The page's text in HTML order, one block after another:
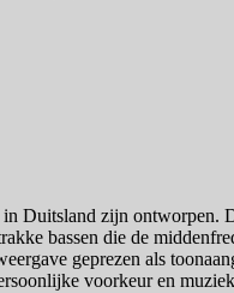
Duitsland zijn
bassen die de
geprezen als
voorkeur en